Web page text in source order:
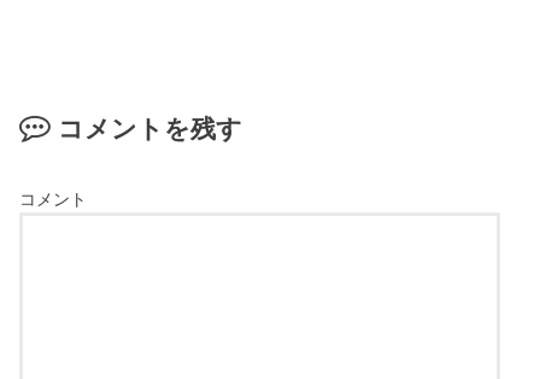
コメントを残す
コメント